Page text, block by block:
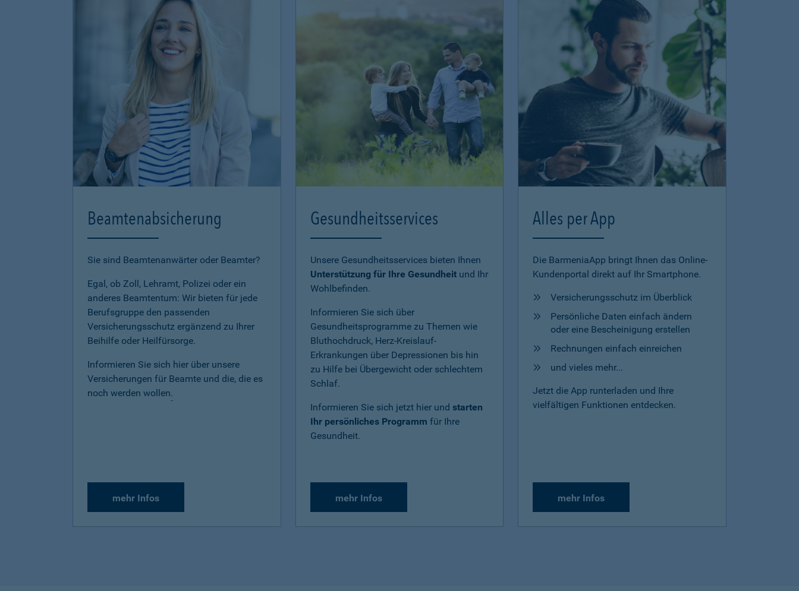
Beamtenabsicherung
Sie sind Beamtenanwärter oder Beamter?
Egal, ob Zoll, Lehramt, Polizei oder ein
anderes Beamtentum: Wir bieten für jede
Berufsgruppe den passenden
Versicherungsschutz ergänzend zu Ihrer
Beihilfe oder Heilfürsorge.
Informieren Sie sich hier über unsere
Versicherungen für Beamte und die, die es
noch werden wollen.
mehr Infos
Gesundheitsservices
Unsere Gesundheitsservices bieten Ihnen
Unterstützung für Ihre Gesundheitund Ihr
Wohlbefinden.
Informieren Sie sich über
Gesundheitsprogramme zu Themen wie
Bluthochdruck, Herz-Kreislauf-
Erkrankungen über Depressionen bis hin
zu Hilfe bei Übergewicht oder schlechtem
Schlaf.
Informieren Sie sich jetzt hier und starten
Ihr persönliches Programm für Ihre
Gesundheit.
mehr Infos
Alles per App
Die BarmeniaApp bringt Ihnen das Online-
Kundenportal direkt auf Ihr Smartphone.
Versicherungsschutz im Überblick
Persönliche Daten einfach ändern
oder eine Bescheinigung erstellen
Rechnungen einfach einreichen
und vieles mehr...
Jetzt die App runterladen und Ihre
vielfältigen Funktionen entdecken.
mehr Infos